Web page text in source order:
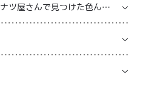
ツ屋さんで見つけた色んな